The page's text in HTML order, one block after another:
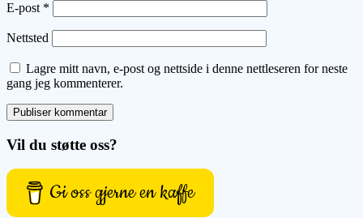
E-post *
Nettsted
Lagre mitt navn, e-post og nettside i denne nettleseren for neste
gang jeg kommenterer.
Vil du støtte oss?
Gi oss gjerne en kaffe